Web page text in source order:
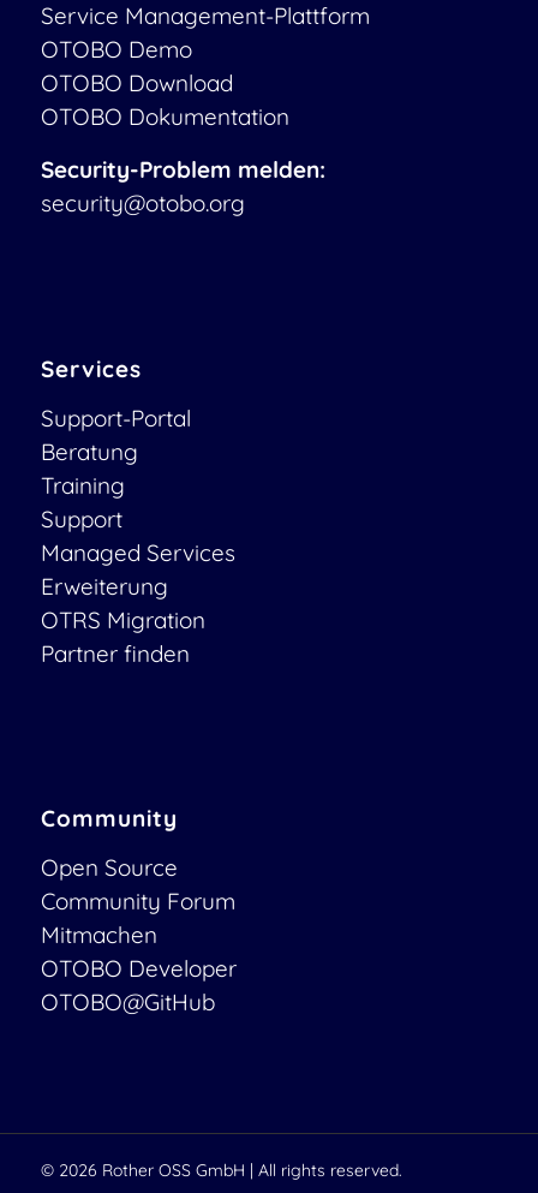
Service Management-Plattform
OTOBO Demo
OTOBO Download
OTOBO Dokumentation
Security-Problem melden:
security@otobo.org
Services
Support-Portal
Beratung
Training
Support
Managed Services
Erweiterung
OTRS Migration
Partner finden
Community
Open Source
Community Forum
Mitmachen
OTOBO Developer
OTOBO@GitHub
© 2026 Rother OSS GmbH | All rights reserved.